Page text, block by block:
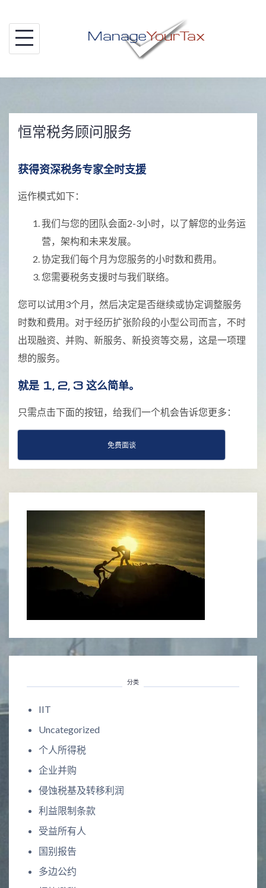
content
恒常税务顾问服务
获得资深税务专家全时支援
运作模式如下：
我们与您的团队会面2-3小时，以了解您的业务运
营，架构和未来发展。
协定我们每个月为您服务的小时数和费用。
您需要税务支援时与我们联络。
您可以试用3个月，然后决定是否继续或协定调整服务
时数和费用。对于经历扩张阶段的小型公司而言，不时
出现融资、并购、新服务、新投资等交易，这是一项理
想的服务。
就是 1, 2, 3 这么简单。
只需点击下面的按钮，给我们一个机会告诉您更多：
免费面谈
分类
IIT
Uncategorized
个人所得税
企业并购
侵蚀税基及转移利润
利益限制条款
受益所有人
国别报告
多边公约